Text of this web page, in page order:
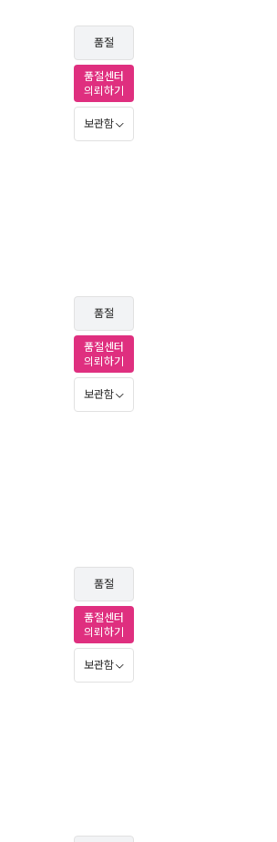
품절
품절센터
의뢰하기
보관함
품절
품절센터
의뢰하기
보관함
품절
품절센터
의뢰하기
보관함